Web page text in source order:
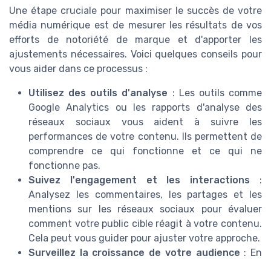
Une étape cruciale pour maximiser le succès de votre
média numérique est de mesurer les résultats de vos
efforts de notoriété de marque et d'apporter les
ajustements nécessaires. Voici quelques conseils pour
vous aider dans ce processus :
Utilisez des outils d'analyse : Les outils comme
Google Analytics ou les rapports d'analyse des
réseaux sociaux vous aident à suivre les
performances de votre contenu. Ils permettent de
comprendre ce qui fonctionne et ce qui ne
fonctionne pas.
Suivez l'engagement et les interactions :
Analysez les commentaires, les partages et les
mentions sur les réseaux sociaux pour évaluer
comment votre public cible réagit à votre contenu.
Cela peut vous guider pour ajuster votre approche.
Surveillez la croissance de votre audience : En